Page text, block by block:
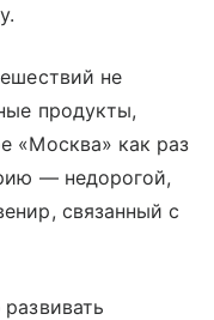
не
продукты,
«Москва» как раз
— недорогой,
связанный с